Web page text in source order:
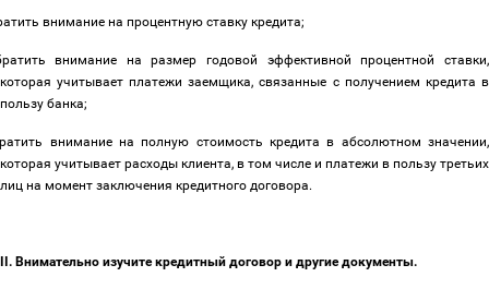
внимание на процентную ставку кредита;
внимание на размер годовой эффективной процентной ставки,
которая учитывает платежи заемщика, связанные с получением кредита в
пользу банка;
внимание на полную стоимость кредита в абсолютном значении,
которая учитывает расходы клиента, в том числе и платежи в пользу третьих
лиц на момент заключения кредитного договора.
II. Внимательно изучите кредитный договор и другие документы.